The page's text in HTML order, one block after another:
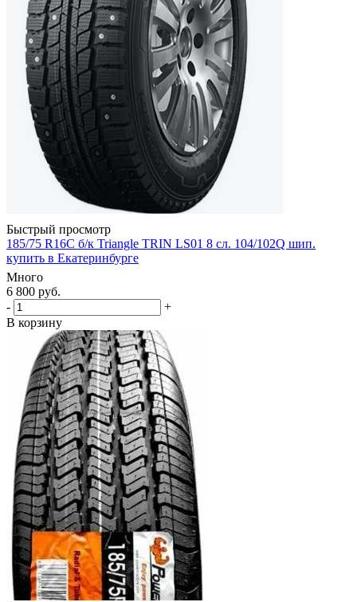
Быстрый просмотр
185/75 R16C б/к Triangle TRIN LS01 8 сл. 104/102Q шип.
купить в Екатеринбурге
Много
6 800 руб.
-
+
В корзину